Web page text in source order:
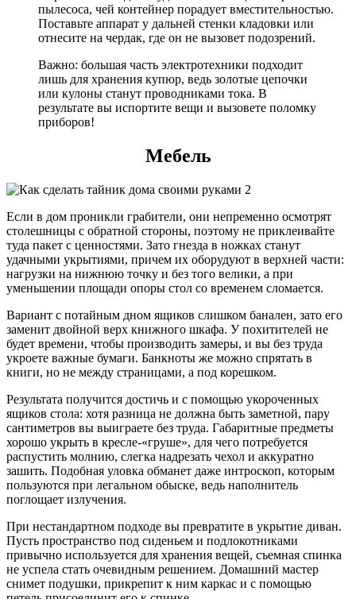
пылесоса, чей контейнер порадует вместительностью.
Поставьте аппарат у дальней стенки кладовки или
отнесите на чердак, где он не вызовет подозрений.
Важно: большая часть электротехники подходит
лишь для хранения купюр, ведь золотые цепочки
или кулоны станут проводниками тока. В
результате вы испортите вещи и вызовете поломку
приборов!
Мебель
Если в дом проникли грабители, они непременно осмотрят
столешницы с обратной стороны, поэтому не приклеивайте
туда пакет с ценностями. Зато гнезда в ножках станут
удачными укрытиями, причем их оборудуют в верхней части:
нагрузки на нижнюю точку и без того велики, а при
уменьшении площади опоры стол со временем сломается.
Вариант с потайным дном ящиков слишком банален, зато его
заменит двойной верх книжного шкафа. У похитителей не
будет времени, чтобы производить замеры, и вы без труда
укроете важные бумаги. Банкноты же можно спрятать в
книги, но не между страницами, а под корешком.
Результата получится достичь и с помощью укороченных
ящиков стола: хотя разница не должна быть заметной, пару
сантиметров вы выиграете без труда. Габаритные предметы
хорошо укрыть в кресле-«груше», для чего потребуется
распустить молнию, слегка надрезать чехол и аккуратно
зашить. Подобная уловка обманет даже интроскоп, которым
пользуются при легальном обыске, ведь наполнитель
поглощает излучения.
При нестандартном подходе вы превратите в укрытие диван.
Пусть пространство под сиденьем и подлокотниками
привычно используется для хранения вещей, съемная спинка
не успела стать очевидным решением. Домашний мастер
снимет подушки, прикрепит к ним каркас и с помощью